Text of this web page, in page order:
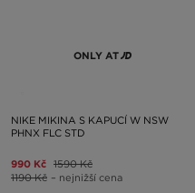
ONLY AT
NIKE MIKINA S KAPUCÍ W NSW
PHNX FLC STD
990 Kč 1590 Kč
1190 Kč – nejnižší cena